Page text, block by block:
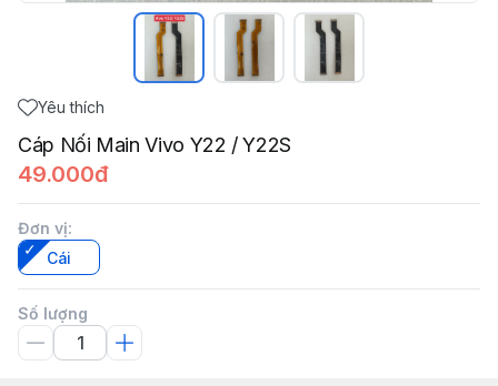
Yêu thích
Cáp Nối Main Vivo Y22 / Y22S
49.000đ
Đơn vị:
Cái
Số lượng